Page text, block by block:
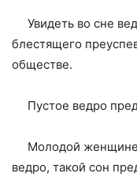
Увидеть во сне
блестящего
обществе.
Пустое ведро
Молодой женщине,
ведро, такой сон